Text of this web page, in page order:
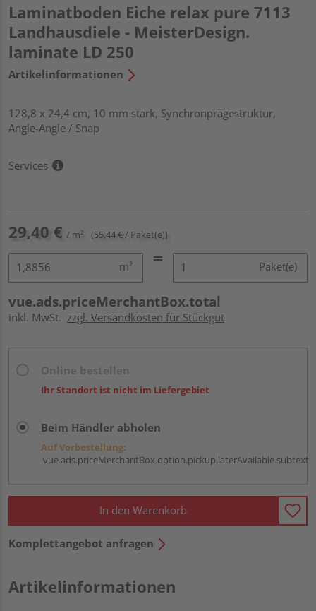
Laminatboden Eiche relax pure 7113
Landhausdiele - MeisterDesign.
laminate LD 250
Artikelinformationen
128,8 x 24,4 cm, 10 mm stark, Synchronprägestruktur,
Angle-Angle / Snap
Services
29,40 € / m² (55,44 € / Paket(e))
m² Paket(e)
vue.ads.priceMerchantBox.total
inkl. MwSt. zzgl. Versandkosten für Stückgut
Ihr Standort ist nicht im Liefergebiet
Beim Händler abholen
Auf Vorbestellung:
vue.ads.priceMerchantBox.option.pickup.laterAvailable.subtext
In den Warenkorb
Komplettangebot anfragen
Artikelinformationen